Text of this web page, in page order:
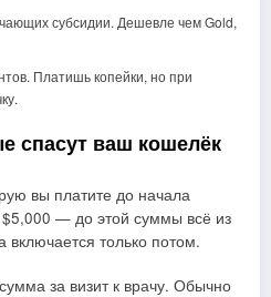
субсидии. Дешевле чем Gold,
Платишь копейки, но при
спасут ваш кошелёк
вы платите до начала
— до этой суммы всё из
включается только потом.
за визит к врачу. Обычно